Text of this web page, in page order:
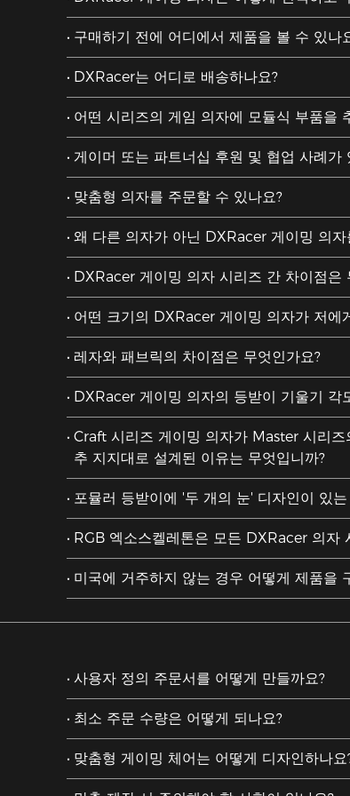
구매하기 전에 어디에서 제품을 볼 수 있나
DXRacer는 어디로 배송하나요?
어떤 시리즈의 게임 의자에 모듈식 부품을
게이머 또는 파트너십 후원 및 협업 사례가
맞춤형 의자를 주문할 수 있나요?
왜 다른 의자가 아닌 DXRacer 게이밍 의자
DXRacer 게이밍 의자 시리즈 간 차이점은
어떤 크기의 DXRacer 게이밍 의자가 저에
레자와 패브릭의 차이점은 무엇인가요?
DXRacer 게이밍 의자의 등받이 기울기 각
Craft 시리즈 게이밍 의자가 Master 시리
추 지지대로 설계된 이유는 무엇입니까?
포뮬러 등받이에 '두 개의 눈' 디자인이 있
RGB 엑소스켈레톤은 모든 DXRacer 의자
미국에 거주하지 않는 경우 어떻게 제품을
사용자 정의 주문서를 어떻게 만들까요?
최소 주문 수량은 어떻게 되나요?
맞춤형 게이밍 체어는 어떻게 디자인하나요